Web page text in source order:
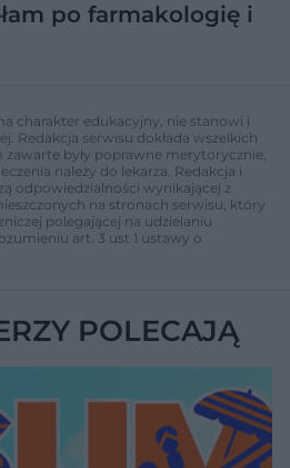
po farmakologię i
charakter edukacyjny, nie stanowi i
Redakcja serwisu dokłada wszelkich
były poprawne merytorycznie,
należy do lekarza. Redakcja i
odpowiedzialności wynikającej z
na stronach serwisu, który
polegającej na udzielaniu
art. 3 ust 1 ustawy o
POLECAJĄ